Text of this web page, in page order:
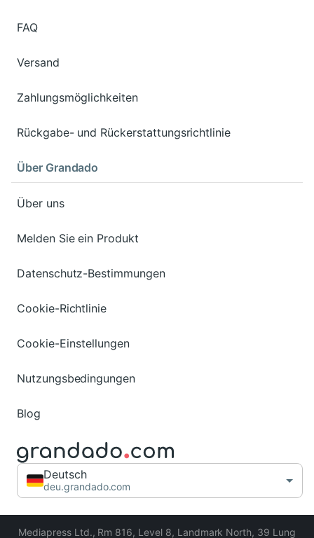
FAQ
Versand
Zahlungsmöglichkeiten
Rückgabe- und Rückerstattungsrichtlinie
Über Grandado
Über uns
Melden Sie ein Produkt
Datenschutz-Bestimmungen
Cookie-Richtlinie
Cookie-Einstellungen
Nutzungsbedingungen
Blog
Deutsch
deu.grandado.com
Mediapress Ltd., Rm 816, Level 8, Landmark North, 39 Lung